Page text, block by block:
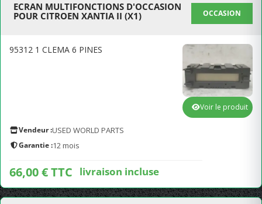
ECRAN MULTIFONCTIONS D'OCCASION
POUR CITROEN XANTIA II (X1)
OCCASION
95312 1 CLEMA 6 PINES
Vendeur :USED WORLD PARTS
Garantie :12 mois
66,00 € TTC livraison incluse
Voir le produit